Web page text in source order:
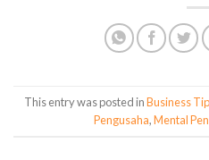
This entry was posted inBusiness
Pengusaha,Mental